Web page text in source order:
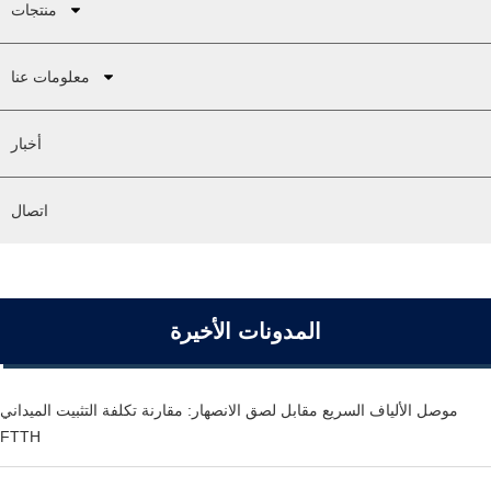
منتجات
معلومات عنا
أخبار
اتصال
المدونات الأخيرة
موصل الألياف السريع مقابل لصق الانصهار: مقارنة تكلفة التثبيت الميداني
FTTH